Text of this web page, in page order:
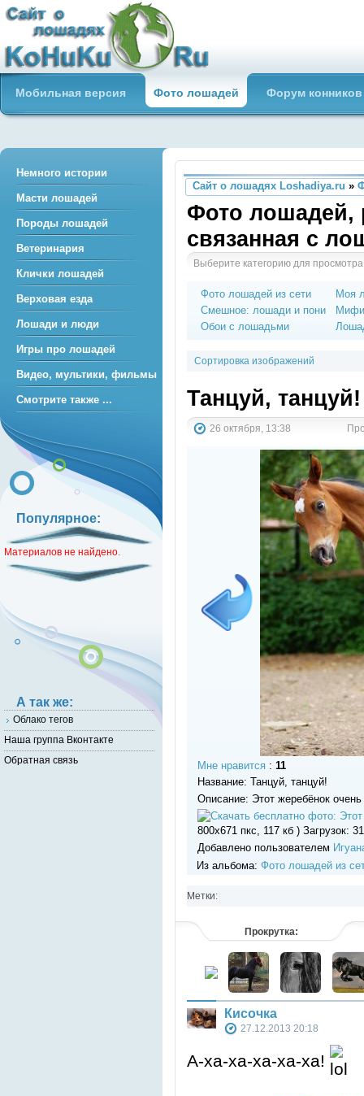
Сайт о лошадях loshadiya.ru
Приветствуем всех любителей
лошадей и конного спорта!
Мобильная версия Фото лошадей Форум конников
Сайт о лошадях Loshadiya.ru »
Фото лошадей,
связанная с
Выберите категорию для
Фото лошадей из сети
Смешное: лошади и пони
Обои с лошадьми
Моя
Сортировка изображений
Танцуй, танцуй!
26 октября, 13:38
Мне нравится : 11
Название: Танцуй, танцуй!
Описание: Этот жеребёнок
800x671 пкс, 117 кб ) Загрузок:
Добавлено пользователем
Из альбома: Фото лошадей из
Метки:
Прокрутка:
Кисочка
27.12.2013 20:18
А-ха-ха-ха-ха-ха!
Немного истории
Масти лошадей
Породы лошадей
Ветеринария
Клички лошадей
Верховая езда
Лошади и люди
Игры про лошадей
Видео, мультики, фильмы
Смотрите также ...
Популярное:
Материалов не найдено.
А так же:
Облако тегов
Наша группа Вконтакте
Обратная связь